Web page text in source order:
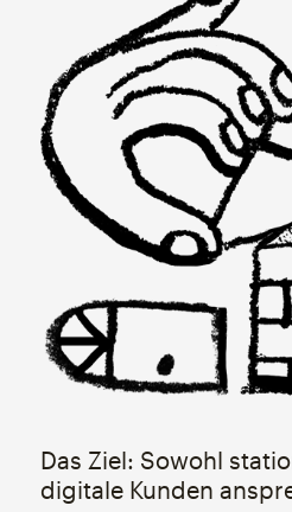
Das Ziel: Sowohl
digitale Kunden